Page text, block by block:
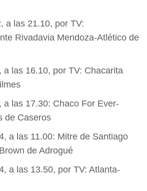
a las 21.10, por TV:
Rivadavia Mendoza-Atlético de
a las 16.10, por TV: Chacarita
a las 17.30: Chaco For Ever-
de Caseros
a las 11.00: Mitre de Santiago
de Adrogué
a las 13.50, por TV: Atlanta-